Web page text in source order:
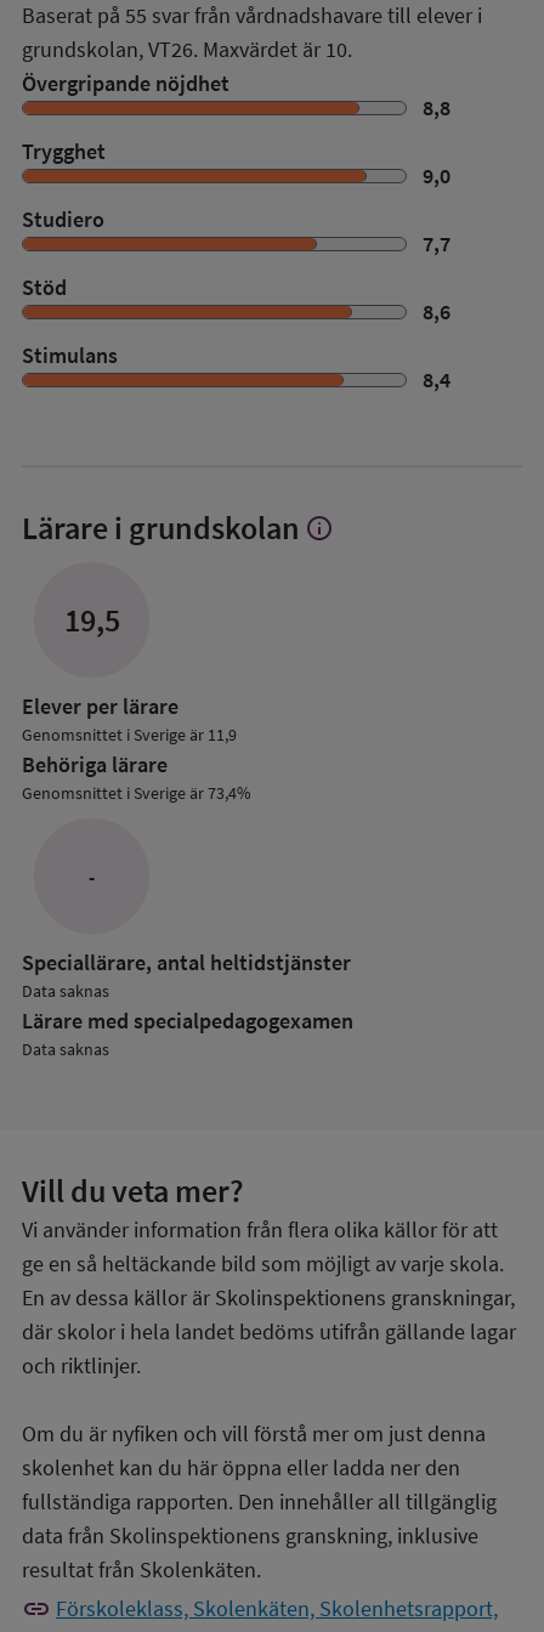
Baserat på 55 svar från vårdnadshavare till elever i
grundskolan,VT26. Maxvärdet är 10.
Övergripande nöjdhet
8,8
Trygghet
9,0
Studiero
7,7
Stöd
8,6
Stimulans
8,4
Lärare i grundskolan Visa
info
19,5
Elever per lärare
Genomsnittet i Sverige är 11,9
Behöriga lärare
Genomsnittet i Sverige är 73,4%
-
Speciallärare, antal heltidstjänster
Data saknas
Lärare med specialpedagog­examen
Data saknas
Vill du veta mer?
Vi använder information från flera olika källor för att
ge en så heltäckande bild som möjligt av varje skola.
En av dessa källor är Skolinspektionens granskningar,
där skolor i hela landet bedöms utifrån gällande lagar
och riktlinjer.
Om du är nyfiken och vill förstå mer om just denna
skolenhet kan du här öppna eller ladda ner den
fullständiga rapporten. Den innehåller all tillgänglig
data från Skolinspektionens granskning, inklusive
resultat från Skolenkäten.
link Förskoleklass, Skolenkäten, Skolenhetsrapport,